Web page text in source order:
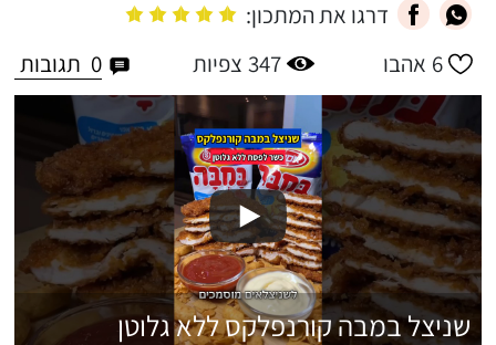
דרגו את המתכון:
6 אהבו 347 צפיות 0 תגובות
שניצל במבה קורנפלקס ללא גלוטן